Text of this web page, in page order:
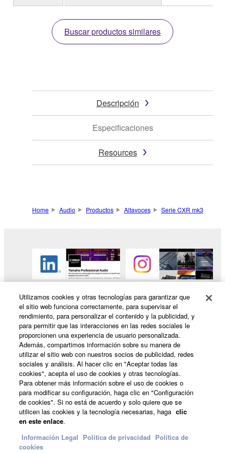
Buscar productos similares
Descripción
Especificaciones
Resources
Home Audio Productos Altavoces Serie CXR mk3
Productos y soluciones
Noticias
Acerca de Yamaha
Utilizamos cookies y otras tecnologías para garantizar que
el sitio web funciona correctamente, para supervisar el
rendimiento, para personalizar el contenido y la publicidad, y
para permitir que las interacciones en las redes sociales le
proporcionen una experiencia de usuario personalizada.
Además, compartimos información sobre su manera de
utilizar el sitio web con nuestros socios de publicidad, redes
sociales y análisis. Al hacer clic en "Aceptar todas las
cookies", acepta el uso de cookies y otras tecnologías.
Para obtener más información sobre el uso de cookies o
para modificar su configuración, haga clic en "Configuración
de cookies". Si no está de acuerdo y solo quiere que se
utilicen las cookies y la tecnología necesarias, haga clic
en este enlace.
Información Legal Politica de privacidad Política de
cookies